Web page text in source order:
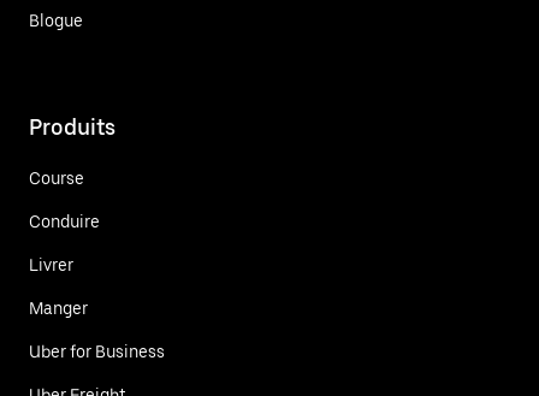
Blogue
Produits
Course
Conduire
Livrer
Manger
Uber for Business